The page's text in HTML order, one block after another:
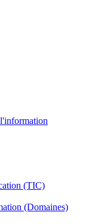
l'information
(TIC)
(Domaines)